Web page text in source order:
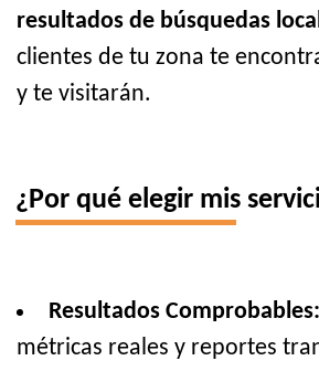
resultados de búsquedas
clientes de tu zona te
y te visitarán.
¿Por qué elegir mis
Resultados Comprobables:
métricas reales y reportes